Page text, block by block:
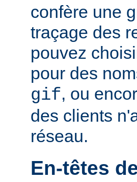
confère une
traçage des
pouvez
pour des
gif, ou
des clients
réseau.
En-têtes